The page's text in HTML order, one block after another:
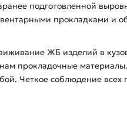
подготовленной
прокладками и
ЖБ изделий в
прокладочные
Четкое соблюдение всех